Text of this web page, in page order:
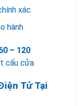
xác
hành
– 120
cấu cửa.
Tử Tại